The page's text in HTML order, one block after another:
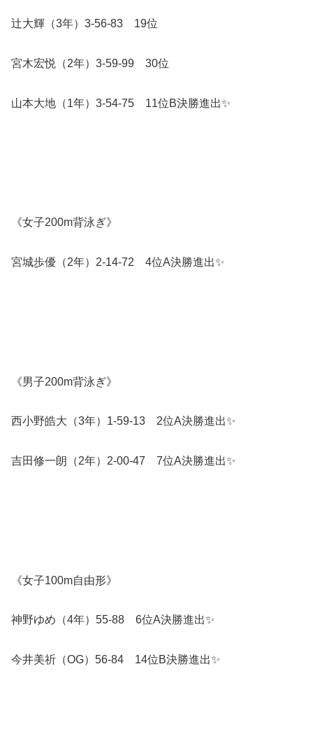
辻大輝（3年）3-56-83 19位
宮木宏悦（2年）3-59-99 30位
山本大地（1年）3-54-75 11位B決勝進出✨️
《女子200m背泳ぎ》
宮城歩優（2年）2-14-72 4位A決勝進出✨️
《男子200m背泳ぎ》
西小野皓大（3年）1-59-13 2位A決勝進出✨️
吉田修一朗（2年）2-00-47 7位A決勝進出✨️
《女子100m自由形》
神野ゆめ（4年）55-88 6位A決勝進出✨️
今井美祈（OG）56-84 14位B決勝進出✨️